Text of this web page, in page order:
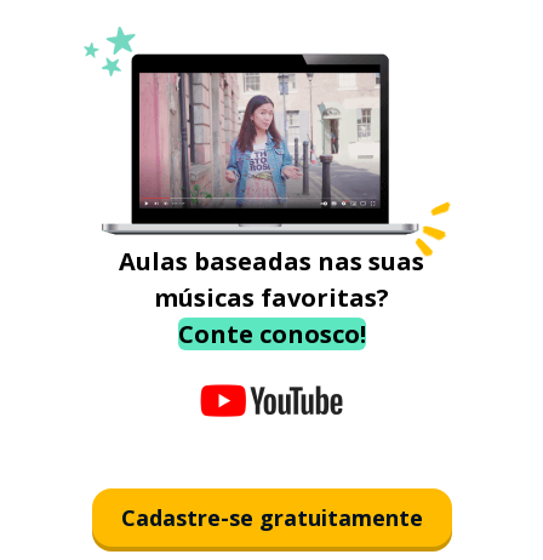
Aulas baseadas nas suas
músicas favoritas?
Conte conosco!
Cadastre-se gratuitamente